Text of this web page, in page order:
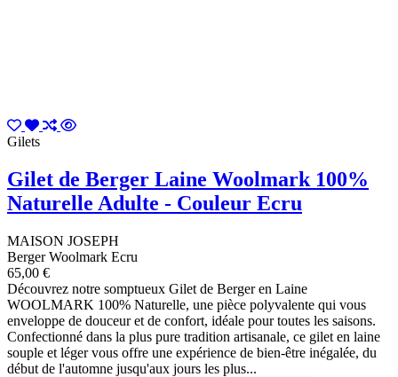
Gilets
Gilet de Berger Laine Woolmark 100%
Naturelle Adulte - Couleur Ecru
MAISON JOSEPH
Berger Woolmark Ecru
65,00 €
Découvrez notre somptueux Gilet de Berger en Laine
WOOLMARK 100% Naturelle, une pièce polyvalente qui vous
enveloppe de douceur et de confort, idéale pour toutes les saisons.
Confectionné dans la plus pure tradition artisanale, ce gilet en laine
souple et léger vous offre une expérience de bien-être inégalée, du
début de l'automne jusqu'aux jours les plus...